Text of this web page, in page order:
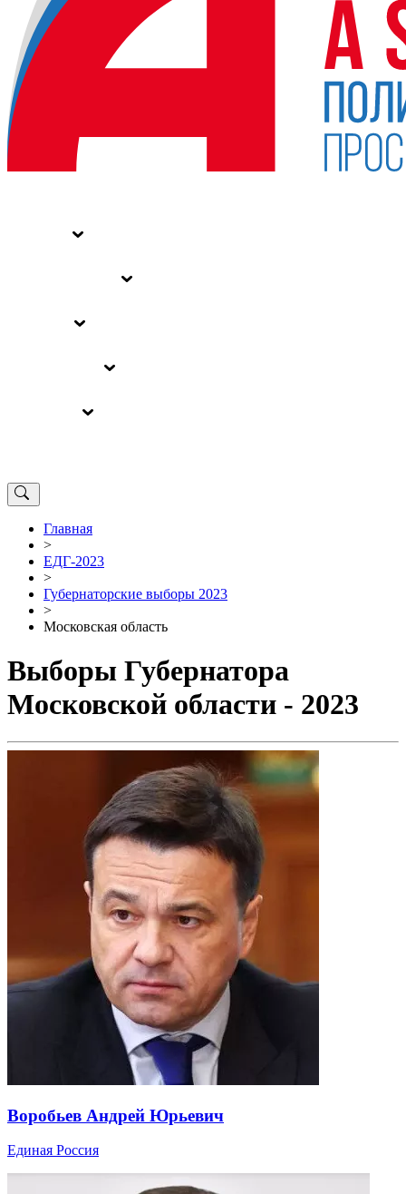
Главная
>
ЕДГ-2023
>
Губернаторские выборы 2023
>
Московская область
Выборы Губернатора
Московской области - 2023
Воробьев Андрей Юрьевич
Единая Россия